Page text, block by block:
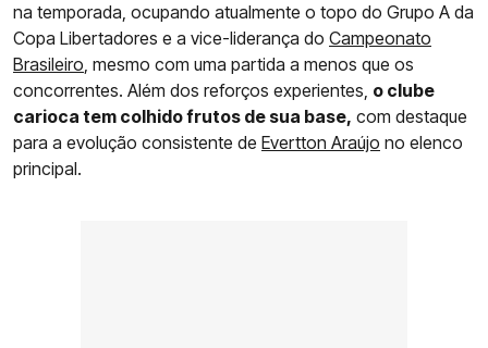
na temporada, ocupando atualmente o topo do Grupo A da
Copa Libertadores e a vice-liderança do Campeonato
Brasileiro, mesmo com uma partida a menos que os
concorrentes. Além dos reforços experientes, o clube
carioca tem colhido frutos de sua base, com destaque
para a evolução consistente de Evertton Araújo no elenco
principal.